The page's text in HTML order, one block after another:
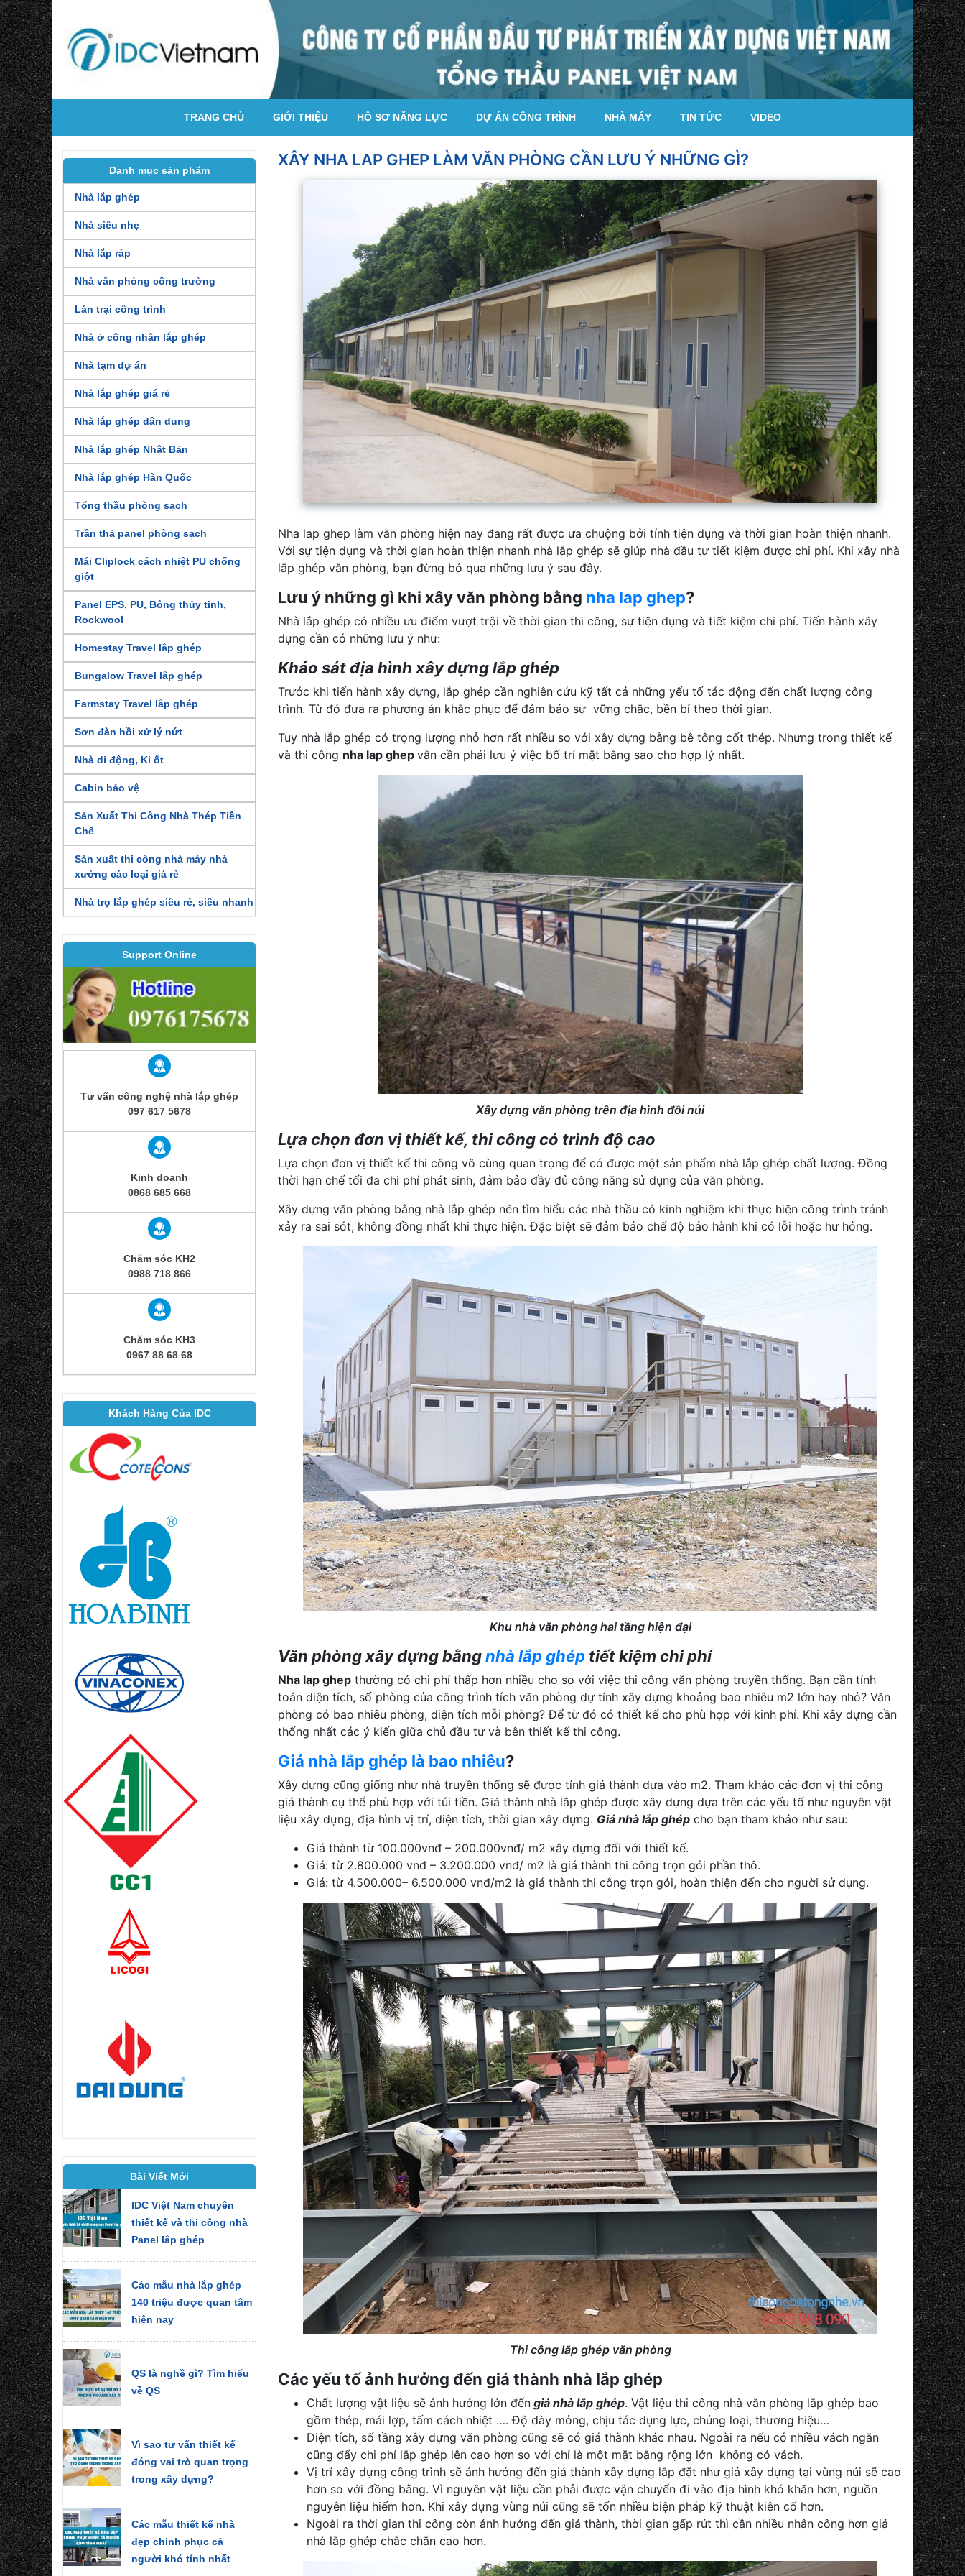
TRANG CHỦ GIỚI THIỆU HỒ SƠ NĂNG LỰC DỰ ÁN CÔNG TRÌNH NHÀ MÁY TIN TỨC VIDEO
Danh mục sản phẩm
Nhà lắp ghép
Nhà siêu nhẹ
Nhà lắp ráp
Nhà văn phòng công trường
Lán trại công trình
Nhà ở công nhân lắp ghép
Nhà tạm dự án
Nhà lắp ghép giá rẻ
Nhà lắp ghép dân dụng
Nhà lắp ghép Nhật Bản
Nhà lắp ghép Hàn Quốc
Tổng thầu phòng sạch
Trần thả panel phòng sạch
Mái Cliplock cách nhiệt PU chống
giột
Panel EPS, PU, Bông thủy tinh,
Rockwool
Homestay Travel lắp ghép
Bungalow Travel lắp ghép
Farmstay Travel lắp ghép
Sơn đàn hồi xử lý nứt
Nhà di động, Ki ốt
Cabin bảo vệ
Sản Xuất Thi Công Nhà Thép Tiền
Chế
Sản xuất thi công nhà máy nhà
xưởng các loại giá rẻ
Nhà trọ lắp ghép siêu rẻ, siêu nhanh
Support Online
Tư vấn công nghệ nhà lắp ghép
097 617 5678
Kinh doanh
0868 685 668
Chăm sóc KH2
0988 718 866
Chăm sóc KH3
0967 88 68 68
Khách Hàng Của IDC
Bài Viết Mới
IDC Việt Nam chuyên
thiết kế và thi công nhà
Panel lắp ghép
Các mẫu nhà lắp ghép
140 triệu được quan tâm
hiện nay
QS là nghề gì? Tìm hiểu
về QS
Vì sao tư vấn thiết kế
đóng vai trò quan trọng
trong xây dựng?
Các mẫu thiết kế nhà
đẹp chinh phục cả
người khó tính nhất
XÂY NHA LAP GHEP LÀM VĂN PHÒNG CẦN LƯU Ý NHỮNG GÌ?
Nha lap ghep làm văn phòng hiện nay đang rất được ưa chuộng bởi tính tiện dụng và thời gian hoàn thiện nhanh.
Với sự tiện dụng và thời gian hoàn thiện nhanh nhà lắp ghép sẽ giúp nhà đầu tư tiết kiệm được chi phí. Khi xây nhà
lắp ghép văn phòng, bạn đừng bỏ qua những lưu ý sau đây.
Lưu ý những gì khi xây văn phòng bằng nha lap ghep?
Nhà lắp ghép có nhiều ưu điểm vượt trội về thời gian thi công, sự tiện dụng và tiết kiệm chi phí. Tiến hành xây
dựng cần có những lưu ý như:
Khảo sát địa hình xây dựng lắp ghép
Trước khi tiến hành xây dựng, lắp ghép cần nghiên cứu kỹ tất cả những yếu tố tác động đến chất lượng công
trình. Từ đó đưa ra phương án khắc phục để đảm bảo sự vững chắc, bền bỉ theo thời gian.
Tuy nhà lắp ghép có trọng lượng nhỏ hơn rất nhiều so với xây dựng bằng bê tông cốt thép. Nhưng trong thiết kế
và thi công nha lap ghep vẫn cần phải lưu ý việc bố trí mặt bằng sao cho hợp lý nhất.
Xây dựng văn phòng trên địa hình đồi núi
Lựa chọn đơn vị thiết kế, thi công có trình độ cao
Lựa chọn đơn vị thiết kế thi công vô cùng quan trọng để có được một sản phẩm nhà lắp ghép chất lượng. Đồng
thời hạn chế tối đa chi phí phát sinh, đảm bảo đầy đủ công năng sử dụng của văn phòng.
Xây dựng văn phòng bằng nhà lắp ghép nên tìm hiểu các nhà thầu có kinh nghiệm khi thực hiện công trình tránh
xảy ra sai sót, không đồng nhất khi thực hiện. Đặc biệt sẽ đảm bảo chế độ bảo hành khi có lỗi hoặc hư hỏng.
Khu nhà văn phòng hai tầng hiện đại
Văn phòng xây dựng bằngnhà lắp ghép tiết kiệm chi phí
Nha lap ghep thường có chi phí thấp hơn nhiều cho so với việc thi công văn phòng truyền thống. Bạn cần tính
toán diện tích, số phòng của công trình tích văn phòng dự tính xây dựng khoảng bao nhiêu m2 lớn hay nhỏ? Văn
phòng có bao nhiêu phòng, diện tích mỗi phòng? Để từ đó có thiết kế cho phù hợp với kinh phí. Khi xây dựng cần
thống nhất các ý kiến giữa chủ đầu tư và bên thiết kế thi công.
Giá nhà lắp ghép là bao nhiêu?
Xây dựng cũng giống như nhà truyền thống sẽ được tính giá thành dựa vào m2. Tham khảo các đơn vị thi công
giá thành cụ thể phù hợp với túi tiền. Giá thành nhà lắp ghép được xây dựng dựa trên các yếu tố như nguyên vật
liệu xây dựng, địa hình vị trí, diện tích, thời gian xây dựng. Giá nhà lắp ghép cho bạn tham khảo như sau:
Giá thành từ 100.000vnđ – 200.000vnđ/ m2 xây dựng đối với thiết kế.
Giá: từ 2.800.000 vnđ – 3.200.000 vnđ/ m2 là giá thành thi công trọn gói phần thô.
Giá: từ 4.500.000– 6.500.000 vnđ/m2 là giá thành thi công trọn gói, hoàn thiện đến cho người sử dụng.
Thi công lắp ghép văn phòng
Các yếu tố ảnh hưởng đến giá thành nhà lắp ghép
Chất lượng vật liệu sẽ ảnh hưởng lớn đến giá nhà lắp ghép. Vật liệu thi công nhà văn phòng lắp ghép bao
gồm thép, mái lợp, tấm cách nhiệt …. Độ dày mỏng, chịu tác dụng lực, chủng loại, thương hiệu…
Diện tích, số tầng xây dựng văn phòng cũng sẽ có giá thành khác nhau. Ngoài ra nếu có nhiều vách ngăn
cũng đẩy chi phí lắp ghép lên cao hơn so với chỉ là một mặt bằng rộng lớn không có vách.
Vị trí xây dựng công trình sẽ ảnh hưởng đến giá thành xây dựng lắp đặt như giá xây dựng tại vùng núi sẽ cao
hơn so với đồng bằng. Vì nguyên vật liệu cần phải được vận chuyển đi vào địa hình khó khăn hơn, nguồn
nguyên liệu hiếm hơn. Khi xây dựng vùng núi cũng sẽ tốn nhiều biện pháp kỹ thuật kiên cố hơn.
Ngoài ra thời gian thi công còn ảnh hưởng đến giá thành, thời gian gấp rút thì cần nhiều nhân công hơn giá
nhà lắp ghép chắc chắn cao hơn.